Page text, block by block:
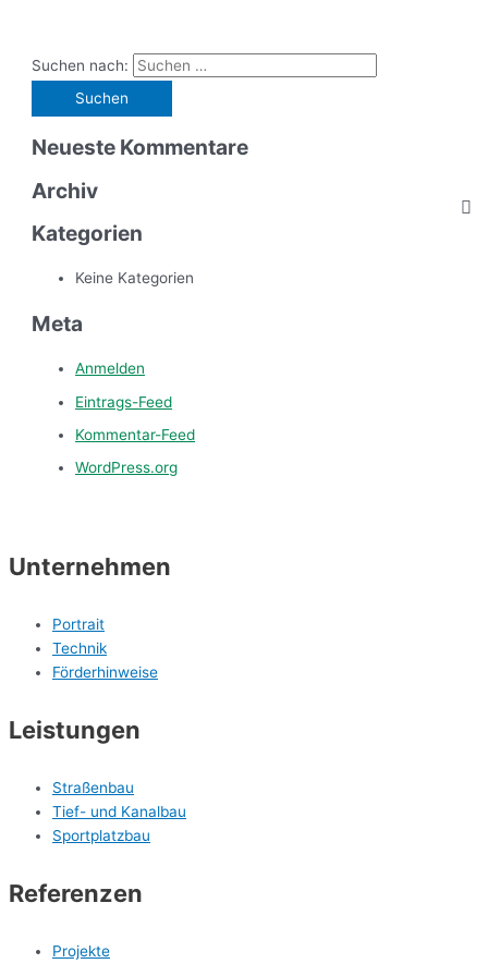
Suchen nach:
Neueste Kommentare
Archiv
Kategorien
Keine Kategorien
Meta
Anmelden
Eintrags-Feed
Kommentar-Feed
WordPress.org
Unternehmen
Portrait
Technik
Förderhinweise
Leistungen
Straßenbau
Tief- und Kanalbau
Sportplatzbau
Referenzen
Projekte